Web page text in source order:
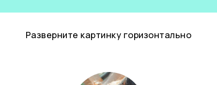
Разверните картинку горизонтально